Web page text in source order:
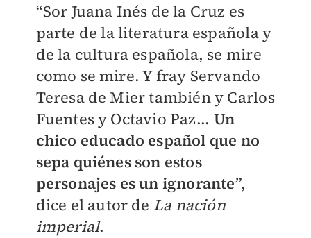
“Sor Juana Inés de la Cruz es
parte de la literatura española y
de la cultura española, se mire
como se mire. Y fray Servando
Teresa de Mier también y Carlos
Fuentes y Octavio Paz... Un
chico educado español que no
sepa quiénes son estos
personajes es un ignorante”,
dice el autor de La nación
imperial.